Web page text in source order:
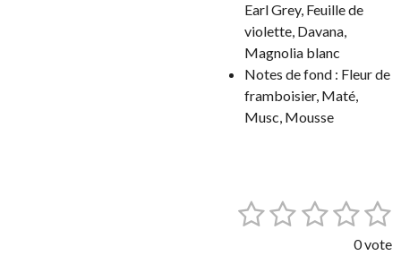
Earl Grey, Feuille de
violette, Davana,
Magnolia blanc
Notes de fond : Fleur de
framboisier, Maté,
Musc, Mousse
1 2 3 4 5
é
v
0 vote